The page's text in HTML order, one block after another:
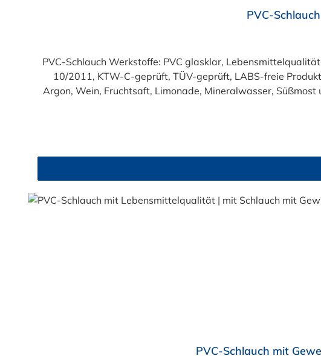
Durchschnittliche Bewertung von 4.7 von 5 Sternen
PVC-
PVC-Schlauch Werkstoffe: PVC glasklar, Lebensmittelqualität geprüft entsprechend den Anforderungen der Verordnung (EG) 1935/2004 und der Verordnung (EU)
10/2011, KTW-C-geprüft, TÜV-geprüft, LABS-freie Produktion Einsatzbereich: Druckloses Durchleiten von
Argon, Wein, Fruchtsaft, Limonade, Mineralwasser,
Durchschnittliche Bewertung von 4.5 von 5 Sternen
PVC-Schlauch mit